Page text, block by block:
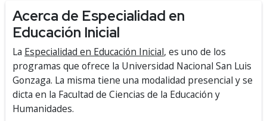
Acerca de Especialidad en
Educación Inicial
La Especialidad en Educación Inicial, es uno de los
programas que ofrece la Universidad Nacional San Luis
Gonzaga. La misma tiene una modalidad presencial y se
dicta en la Facultad de Ciencias de la Educación y
Humanidades.